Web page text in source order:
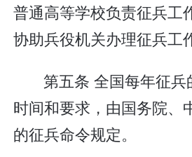
普通高等学校负责征兵工
协助兵役机关办理征兵工
第五条 全国每年征兵
时间和要求，由国务院、
的征兵命令规定。